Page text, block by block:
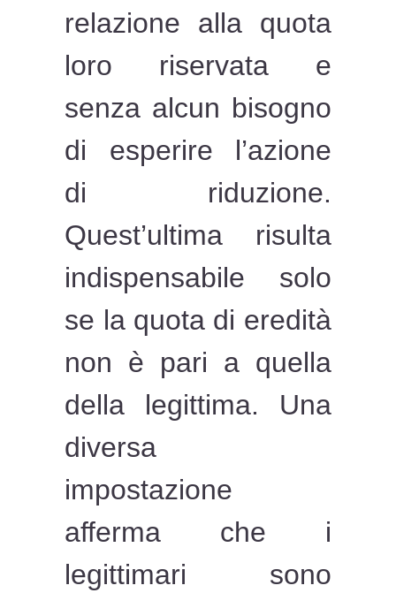
relazione alla quota
loro riservata e
senza alcun bisogno
di esperire l’azione
di riduzione.
Quest’ultima risulta
indispensabile solo
se la quota di eredità
non è pari a quella
della legittima. Una
diversa
impostazione
afferma che i
legittimari sono